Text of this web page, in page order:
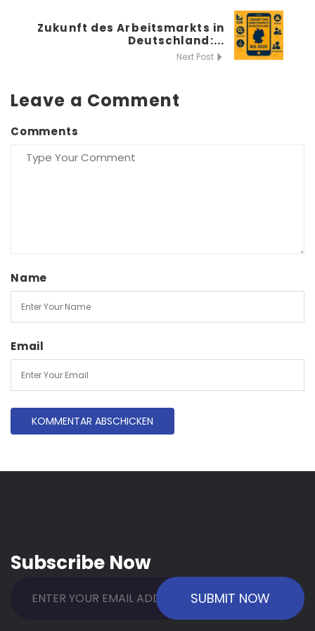
Zukunft des Arbeitsmarkts in
Deutschland:...
Next Post
Leave a Comment
Comments
Name
Email
Subscribe Now